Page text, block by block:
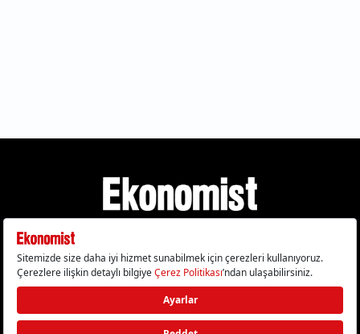
Gizlilik Politikası Çerez Politikası Çerezleri Sıfırla
KVKK Metni Künye İletişim